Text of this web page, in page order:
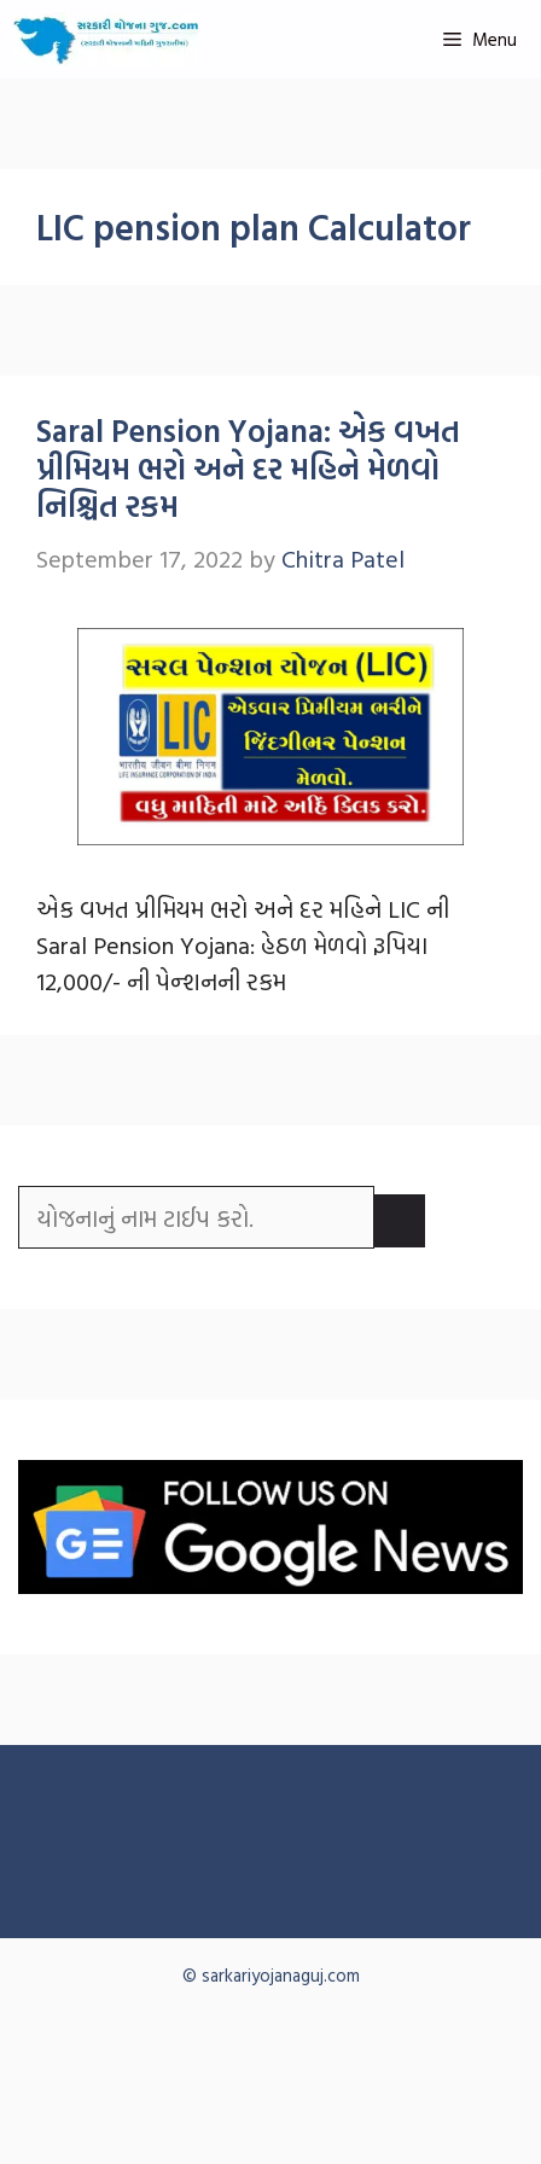
Menu
LIC pension plan Calculator
Saral Pension Yojana: એક વખત
પ્રીમિયમ ભરો અને દર મહિને મેળવો
નિશ્ચિત રકમ
September 17, 2022 by Chitra Patel
એક વખત પ્રીમિયમ ભરો અને દર મહિને LIC ની
Saral Pension Yojana: હેઠળ મેળવો રૂપિયા
12,000/- ની પેન્‍શનની રકમ
© sarkariyojanaguj.com